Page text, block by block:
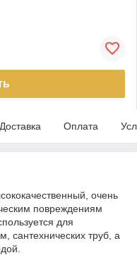
Доставка Оплата
очень
повреждениям
для
сантехнических труб, а